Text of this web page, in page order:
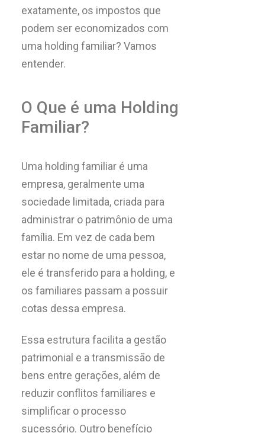
exatamente, os impostos que
podem ser economizados com
uma holding familiar? Vamos
entender.
O Que é uma Holding
Familiar?
Uma holding familiar é uma
empresa, geralmente uma
sociedade limitada, criada para
administrar o patrimônio de uma
família. Em vez de cada bem
estar no nome de uma pessoa,
ele é transferido para a holding, e
os familiares passam a possuir
cotas dessa empresa.
Essa estrutura facilita a gestão
patrimonial e a transmissão de
bens entre gerações, além de
reduzir conflitos familiares e
simplificar o processo
sucessório. Outro benefício